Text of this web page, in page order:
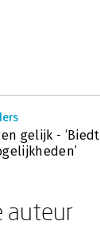
gelijk - ‘Biedt
auteur